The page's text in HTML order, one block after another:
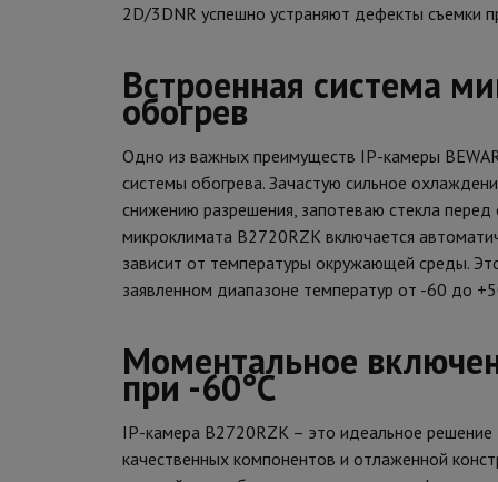
2D/3DNR успешно устраняют дефекты съемки
Встроенная система
обогрев
Одно из важных преимуществ IP-камеры
системы обогрева. Зачастую сильное
снижению разрешения, запотеваю стекла
микроклимата B2720RZK включается
зависит от температуры окружающей среды.
заявленном диапазоне температур от -60 до
Моментальное
при -60°С
IP-камера B2720RZK – это идеальное решение
качественных компонентов и отлаженной